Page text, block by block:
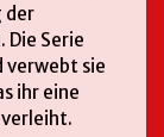
der
Serie
verwebt sie
ihr eine